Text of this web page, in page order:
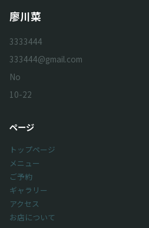
廖川菜
3333444
333444@gmail.com
No
10-22
ページ
トップページ
メニュー
ご予約
ギャラリー
アクセス
お店について